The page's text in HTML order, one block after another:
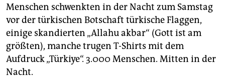
Menschen schwenkten in der Nacht zum Samstag
vor der türkischen Botschaft türkische Flaggen,
einige skandierten „Allahu akbar“ (Gott ist am
größten), manche trugen T-Shirts mit dem
Aufdruck „Türkiye“. 3.000 Menschen. Mitten in der
Nacht.